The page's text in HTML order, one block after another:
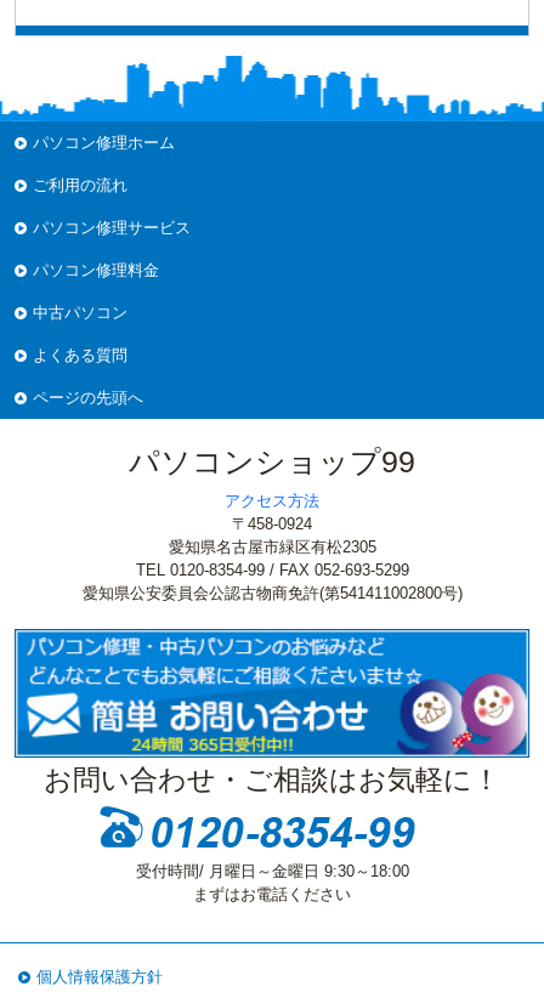
パソコン修理ホーム
ご利用の流れ
パソコン修理サービス
パソコン修理料金
中古パソコン
よくある質問
ページの先頭へ
パソコンショップ99
アクセス方法
〒458-0924
愛知県名古屋市緑区有松2305
TEL 0120-8354-99 / FAX 052-693-5299
愛知県公安委員会公認古物商免許(第541411002800号)
お問い合わせ・ご相談はお気軽に！
受付時間/ 月曜日～金曜日 9:30～18:00
まずはお電話ください
個人情報保護方針